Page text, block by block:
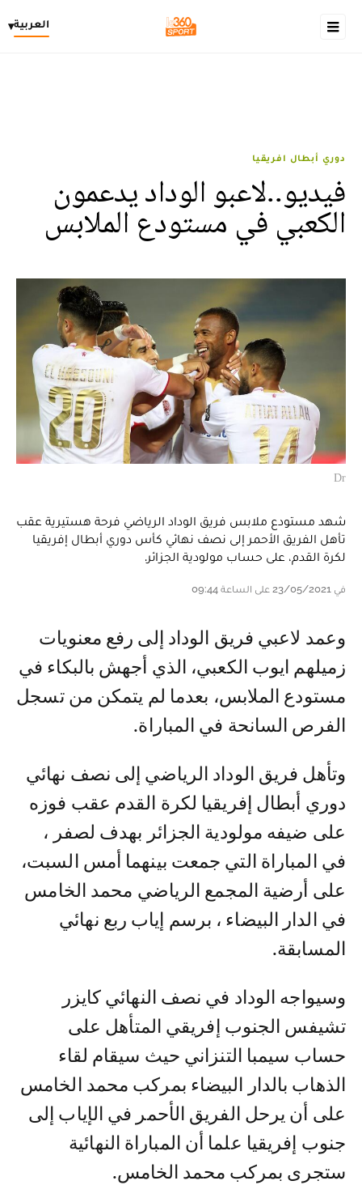
العربية▾
دوري أبطال افريقيا
فيديو..لاعبو الوداد يدعمون
الكعبي في مستودع الملابس
Dr
شهد مستودع ملابس فريق الوداد الرياضي فرحة هستيرية عقب
تأهل الفريق الأحمر إلى نصف نهائي كأس دوري أبطال إفريقيا
لكرة القدم، على حساب مولودية الجزائر.
في 23/05/2021 على الساعة 09:44
وعمد لاعبي فريق الوداد إلى رفع معنويات
زميلهم ايوب الكعبي، الذي أجهش بالبكاء في
مستودع الملابس، بعدما لم يتمكن من تسجل
الفرص السانحة في المباراة.
وتأهل فريق الوداد الرياضي إلى نصف نهائي
دوري أبطال إفريقيا لكرة القدم عقب فوزه
على ضيفه مولودية الجزائر بهدف لصفر ،
في المباراة التي جمعت بينهما أمس السبت،
على أرضية المجمع الرياضي محمد الخامس
في الدار البيضاء ، برسم إياب ربع نهائي
المسابقة.
وسيواجه الوداد في نصف النهائي كايزر
تشيفس الجنوب إفريقي المتأهل على
حساب سيمبا التنزاني حيث سيقام لقاء
الذهاب بالدار البيضاء بمركب محمد الخامس
على أن يرحل الفريق الأحمر في الإياب إلى
جنوب إفريقيا علما أن المباراة النهائية
ستجرى بمركب محمد الخامس.